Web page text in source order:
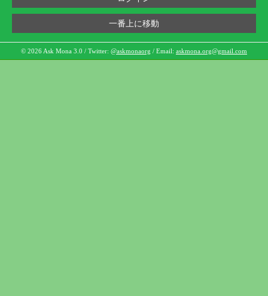
一番上に移動
© 2026 Ask Mona 3.0 / Twitter: @askmonaorg / Email: askmona.org@gmail.com